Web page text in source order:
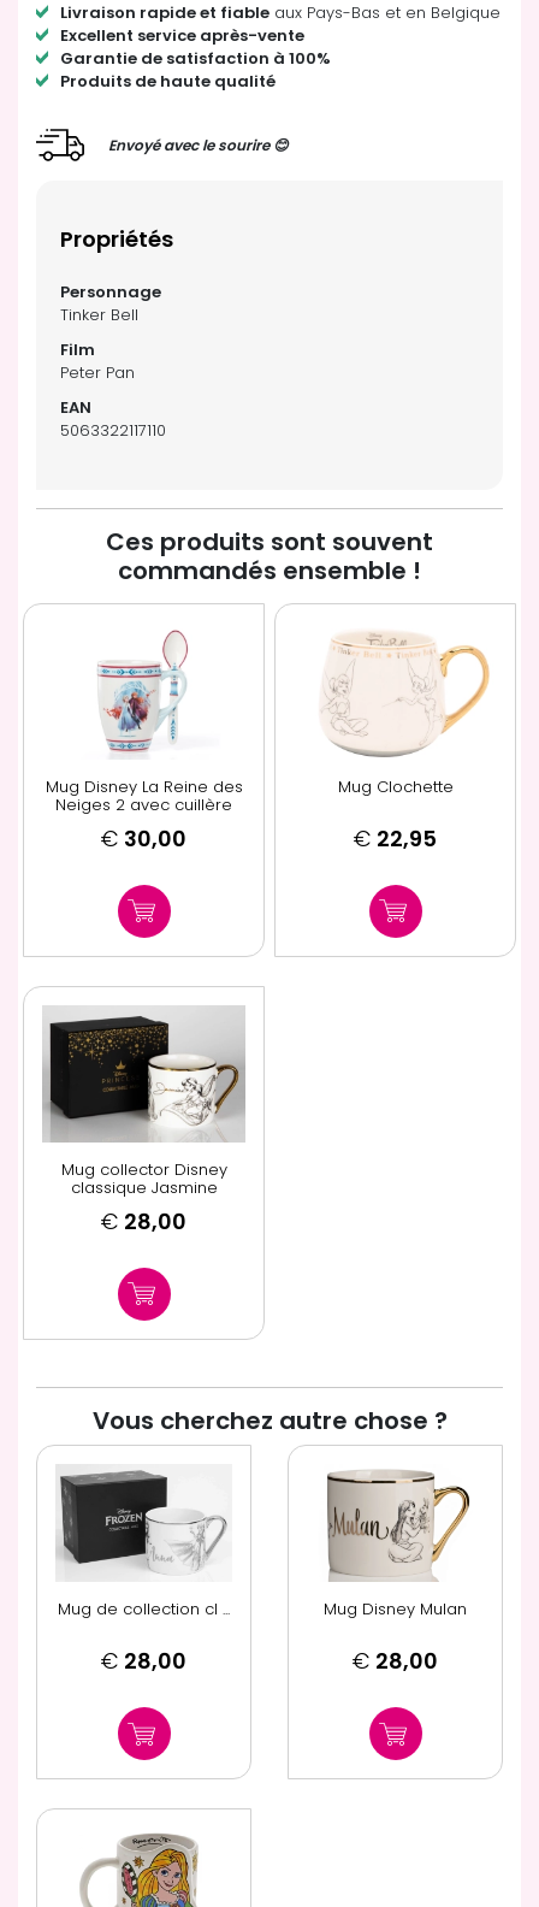
Livraison rapide et fiable aux Pays-Bas et en Belgique
Excellent service après-vente
Garantie de satisfaction à 100%
Produits de haute qualité
Envoyé avec le sourire 😊
Propriétés
Tinker Bell
Peter Pan
5063322117110
Ces produits sont souvent
commandés ensemble !
Mug Disney La Reine des
Neiges 2 avec cuillère
€ 30,00
Mug Clochette
€ 22,95
Mug collector Disney
classique Jasmine
€ 28,00
Vous cherchez autre chose ?
Mug de collection cl ...
€ 28,00
Mug Disney Mulan
€ 28,00